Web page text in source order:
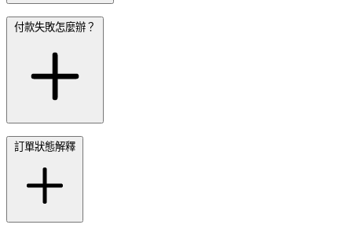
付款失敗怎麼辦？
訂單狀態解釋